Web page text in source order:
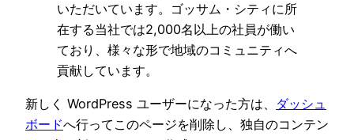
いただいています。ゴッサム・シティに所
在する当社では2,000名以上の社員が働い
ており、様々な形で地域のコミュニティへ
貢献しています。
新しく WordPress ユーザーになった方は、 ダッシュ
ボードへ行ってこのページを削除し、独自のコンテン